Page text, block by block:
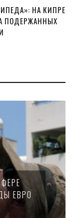
НА КИПРЕ
ПОДЕРЖАННЫХ
ЕВРО